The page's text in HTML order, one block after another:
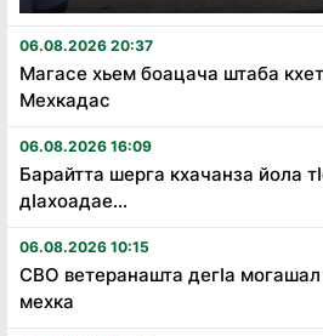
06.08.2026 20:37
Магасе хьем боацача штаба
Мехкадас
06.08.2026 16:09
Барайтта шерга кхачанза йола
дӏахоадае...
06.08.2026 10:15
СВО ветеранашта дегӏа могашал
мехка